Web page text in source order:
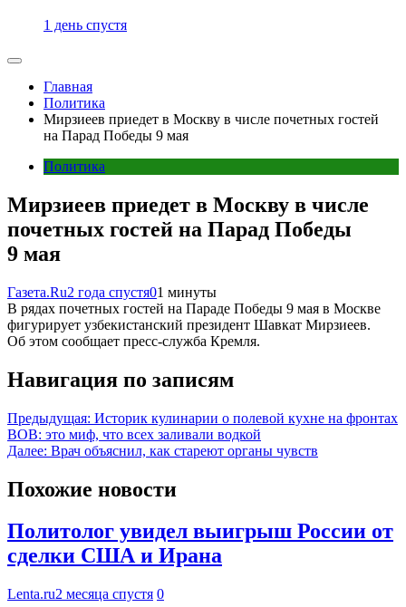
1 день спустя
Главная
Политика
Мирзиеев приедет в Москву в числе почетных гостей
на Парад Победы 9 мая
Политика
Мирзиеев приедет в Москву в числе
почетных гостей на Парад Победы
9 мая
Газета.Ru2 года спустя01 минуты
В рядах почетных гостей на Параде Победы 9 мая в Москве
фигурирует узбекистанский президент Шавкат Мирзиеев.
Об этом сообщает пресс-служба Кремля.
Навигация по записям
Предыдущая: Историк кулинарии о полевой кухне на фронтах
ВОВ: это миф, что всех заливали водкой
Далее: Врач объяснил, как стареют органы чувств
Похожие новости
Политолог увидел выигрыш России от
сделки США и Ирана
Lenta.ru2 месяца спустя 0